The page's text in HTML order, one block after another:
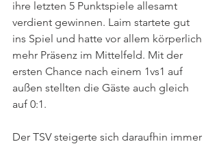
ihre letzten 5 Punktspiele allesamt
verdient gewinnen. Laim startete gut
ins Spiel und hatte vor allem körperlich
mehr Präsenz im Mittelfeld. Mit der
ersten Chance nach einem 1vs1 auf
außen stellten die Gäste auch gleich
auf 0:1.
Der TSV steigerte sich daraufhin immer